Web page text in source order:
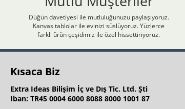
Düğün davetiyesi ile mutluluğunuzu paylaşıyoruz.
Kanvas tablolar ile evinizi süslüyoruz. Yüzlerce
farklı ürün çeşidimiz ile özel hissettiriyoruz.
Kısaca Biz
Extra Ideas Bilişim İç ve Dış Tic. Ltd. Şti
Iban: TR45 0004 6000 8088 8000 1001 87